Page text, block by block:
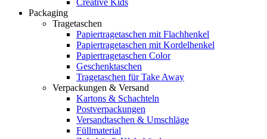
Creative Kids
Packaging
Tragetaschen
Papiertragetaschen mit Flachhenkel
Papiertragetaschen mit Kordelhenkel
Papiertragetaschen Color
Geschenktaschen
Tragetaschen für Take Away
Verpackungen & Versand
Kartons & Schachteln
Postverpackungen
Versandtaschen & Umschläge
Füllmaterial